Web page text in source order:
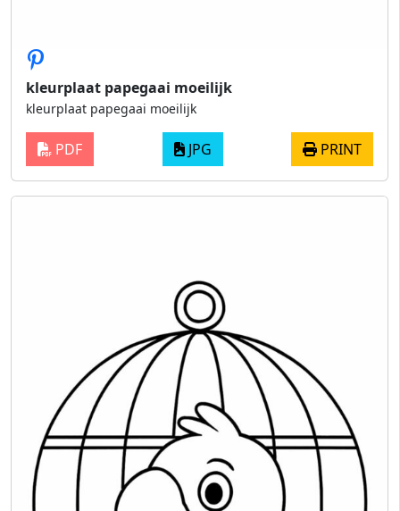
kleurplaat papegaai moeilijk
kleurplaat papegaai moeilijk
PDF JPG PRINT